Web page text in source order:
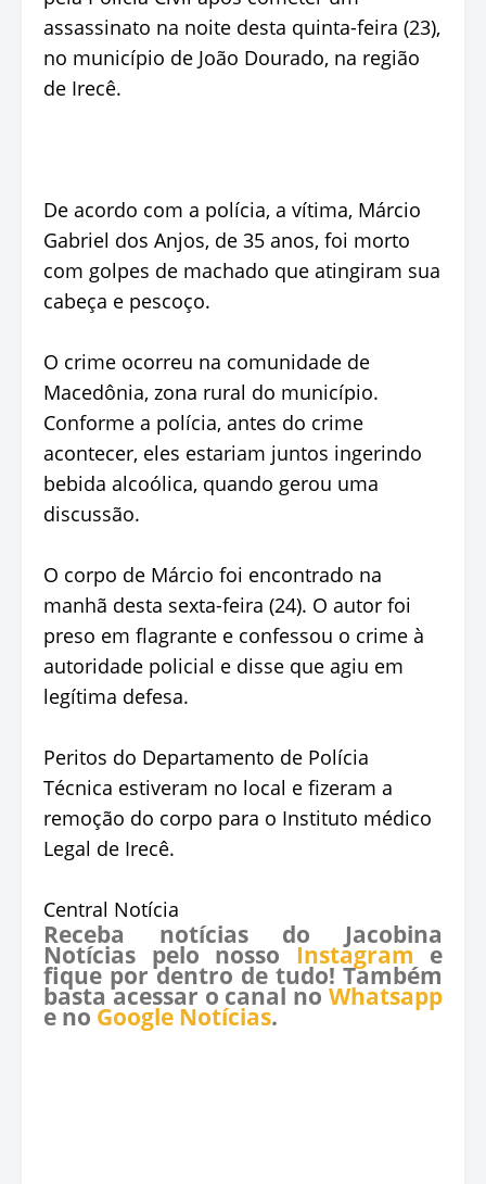
assassinato na noite desta quinta-feira (23),
no município de João Dourado, na região
de Irecê.
De acordo com a polícia, a vítima, Márcio
Gabriel dos Anjos, de 35 anos, foi morto
com golpes de machado que atingiram sua
cabeça e pescoço.
O crime ocorreu na comunidade de
Macedônia, zona rural do município.
Conforme a polícia, antes do crime
acontecer, eles estariam juntos ingerindo
bebida alcoólica, quando gerou uma
discussão.
O corpo de Márcio foi encontrado na
manhã desta sexta-feira (24). O autor foi
preso em flagrante e confessou o crime à
autoridade policial e disse que agiu em
legítima defesa.
Peritos do Departamento de Polícia
Técnica estiveram no local e fizeram a
remoção do corpo para o Instituto médico
Legal de Irecê.
Central Notícia
Receba notícias do Jacobina
Notícias pelo nosso Instagram e
fique por dentro de tudo! Também
basta acessar o canal no Whatsapp
e no Google Notícias.